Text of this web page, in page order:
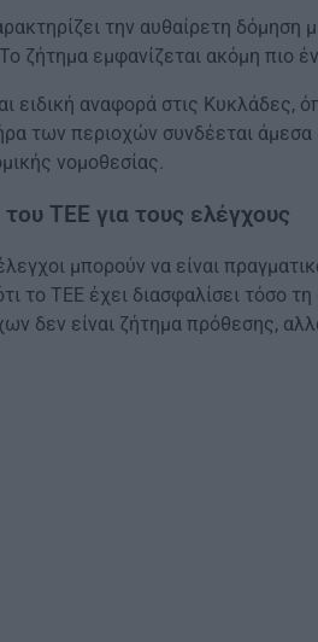
την αυθαίρετη δόμηση
ζήτημα εμφανίζεται ακόμη πιο
ειδική αναφορά στις Κυκλάδες,
των περιοχών συνδέεται
νομοθεσίας.
ΤΕΕ για τους ελέγχους
μπορούν να είναι
το ΤΕΕ έχει διασφαλίσει τόσο
δεν είναι ζήτημα πρόθεσης,